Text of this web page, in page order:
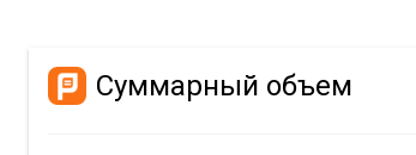
Суммарный объем